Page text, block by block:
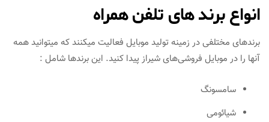
انواع برند های تلفن همراه
برندهای مختلفی در زمینه تولید موبایل فعالیت میکنند که میتوانید همه
آنها را در موبایل فروشی‌های شیراز پیدا کنید. این برندها شامل :
سامسونگ
شیائومی